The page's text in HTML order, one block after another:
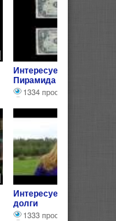
Интересуетесь Деньги.
Пирамида Долгов.
1334 просмотра
Интересуетесь Как
долги
1333 просмотра